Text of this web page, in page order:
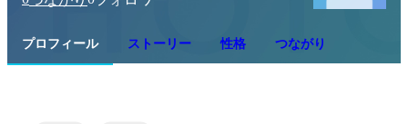
プロフィール ストーリー 性格 つながり